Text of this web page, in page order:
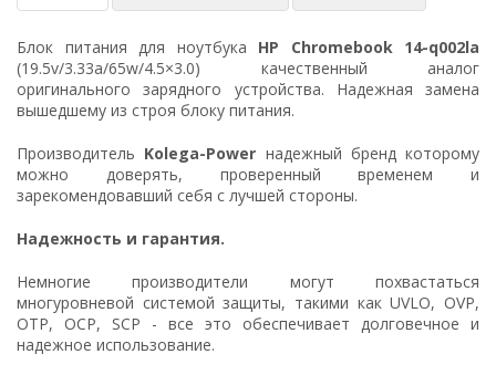
Блок питания для ноутбука HP Chromebook 14-q002la
(19.5v/3.33a/65w/4.5×3.0) качественный аналог
оригинального зарядного устройства. Надежная замена
вышедшему из строя блоку питания.
Производитель Kolega-Power надежный бренд которому
можно доверять, проверенный временем и
зарекомендовавший себя с лучшей стороны.
Надежность и гарантия.
Немногие производители могут похвастаться
многуровневой системой защиты, такими как UVLO, OVP,
OTP, OCP, SCP - все это обеспечивает долговечное и
надежное использование.